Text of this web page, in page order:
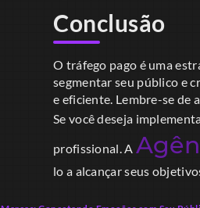
Conclusão
O tráfego pago é uma
segmentar seu público e
e eficiente. Lembre-se de
Se você deseja
profissional. A
lo a alcançar seus